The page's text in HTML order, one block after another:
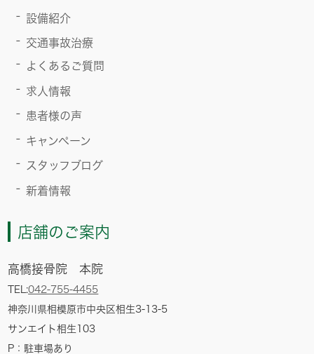
設備紹介
交通事故治療
よくあるご質問
求人情報
患者様の声
キャンペーン
スタッフブログ
新着情報
店舗のご案内
高橋接骨院 本院
TEL:042-755-4455
神奈川県相模原市中央区相生3-13-5
サンエイト相生103
P：駐車場あり